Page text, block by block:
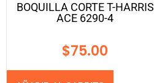
BOQUILLA CORTE T-HARRIS
ACE 6290-4
$75.00